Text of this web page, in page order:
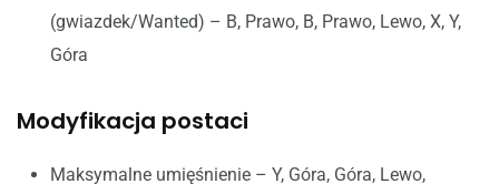
(gwiazdek/Wanted) – B, Prawo, B, Prawo, Lewo, X, Y,
Góra
Modyfikacja postaci
Maksymalne umięśnienie – Y, Góra, Góra, Lewo,